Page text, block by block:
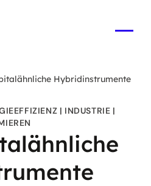
Hybridinstrumente
INDUSTRIE